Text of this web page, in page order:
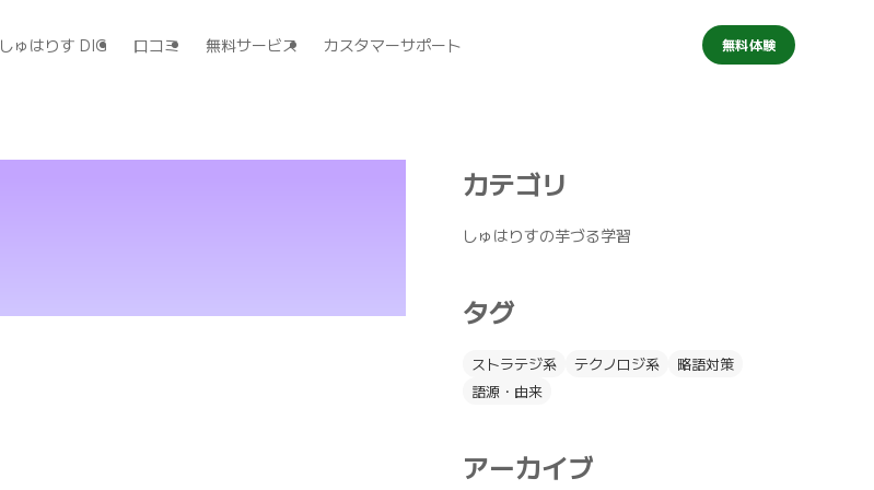
しゅはりす DIG 口コミ 無料サービス カスタマーサポート 無料体験
カテゴリ
しゅはりすの芋づる学習
タグ
ストラテジ系 テクノロジ系
略語対策
語源・由来
アーカイブ